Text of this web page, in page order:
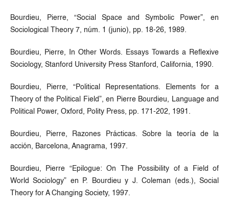
Bourdieu, Pierre, “Social Space and Symbolic Power”, en
Sociological Theory 7, núm. 1 (junio), pp. 18-26, 1989.
Bourdieu, Pierre, In Other Words. Essays Towards a Reflexive
Sociology, Stanford University Press Stanford, California, 1990.
Bourdieu, Pierre, “Political Representations. Elements for a
Theory of the Political Field”, en Pierre Bourdieu, Language and
Political Power, Oxford, Polity Press, pp. 171-202, 1991.
Bourdieu, Pierre, Razones Prácticas. Sobre la teoría de la
acción, Barcelona, Anagrama, 1997.
Bourdieu, Pierre “Epilogue: On The Possibility of a Field of
World Sociology” en P. Bourdieu y J. Coleman (eds.), Social
Theory for A Changing Society, 1997.